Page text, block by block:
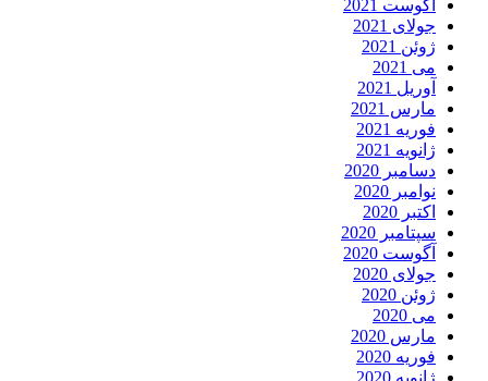
آگوست 2021
جولای 2021
ژوئن 2021
می 2021
آوریل 2021
مارس 2021
فوریه 2021
ژانویه 2021
دسامبر 2020
نوامبر 2020
اکتبر 2020
سپتامبر 2020
آگوست 2020
جولای 2020
ژوئن 2020
می 2020
مارس 2020
فوریه 2020